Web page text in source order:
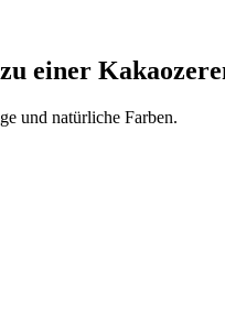
einer
und natürliche Farben.